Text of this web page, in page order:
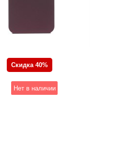
Скидка 40%
Нет в наличии